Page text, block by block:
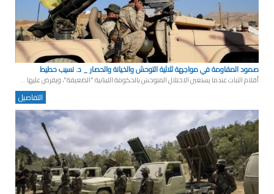
صمود المقاومة في مواجهة ثلاثية التوحش والخيانة والحصار _ د. نسيب حطيط
أقلام الثبات عندما يستعين الاحتلال المتوحش بالحكومة اللبنانية "الضعيفة"، ويفرض عليها ...
التفاصيل